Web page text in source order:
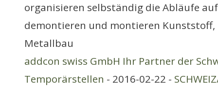
organisieren selbständig die Abläufe
demontieren und montieren Kunststoff,
Metallbau
addcon swiss GmbH Ihr Partner der
Temporärstellen - 2016-02-22 -